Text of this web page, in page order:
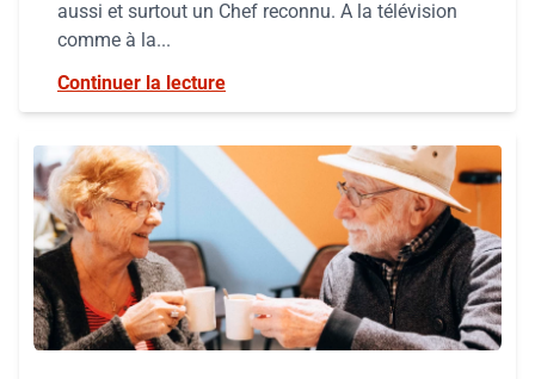
aussi et surtout un Chef reconnu. A la télévision
comme à la...
Continuer la lecture